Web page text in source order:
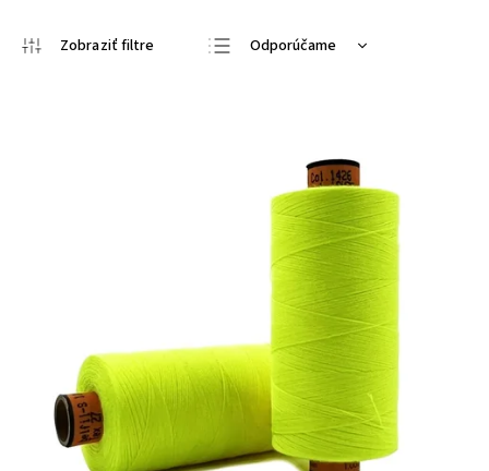
Odporúčame
Abecedne